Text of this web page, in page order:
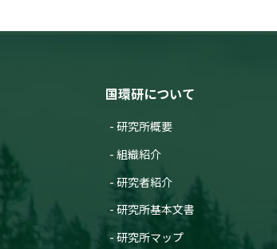
国環研について
研究所概要
組織紹介
研究者紹介
研究所基本文書
研究所マップ